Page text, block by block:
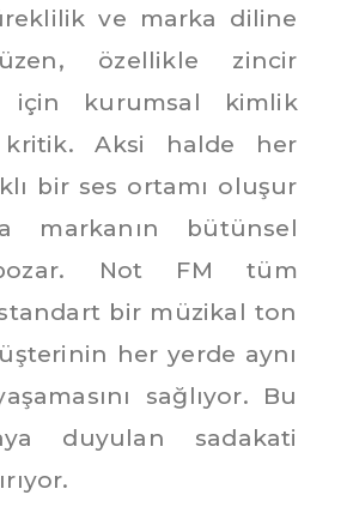
ve marka diline
özellikle zincir
için kurumsal kimlik
kritik. Aksi halde her
bir ses ortamı oluşur
bütünsel
bozar. Not FM tüm
bir müzikal ton
her yerde aynı
sağlıyor. Bu
duyulan sadakati